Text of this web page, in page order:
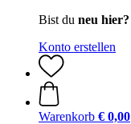
Bist du neu hier?
Konto erstellen
Warenkorb € 0,00